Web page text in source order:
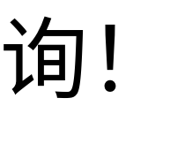
询！